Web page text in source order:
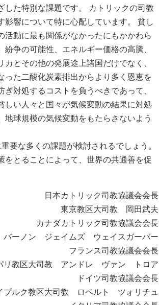
た特別な課題です。 カトリックの司教
響について特に心配しています。 貧し
動に最も関係がなかったにもかかわら
争の可能性、エネルギー価格の高騰、
とその他の発展途上諸国だけでなく、
った二酸化炭素排出からより多く恩恵を
対処するコストを負うべきであって、
しい人々と国々が気候変動の結果に対処
球規模の気候変動をもたらさないよう
な多くの課題が検討されるでしょう。
をとることによって、世界の共通善を促
日本カトリック司教協議会会長
東京教区大司教 岡田武夫
カナダカトリック司教協議会会長
バーノン ジェイムズ ウェイスガーバー
フランス司教協議会会長
リ教区大司教 アンドレ ヴァン トロア
ドイツ司教協議会会長
ブルク教区大司教 ロベルト ツォリチュ